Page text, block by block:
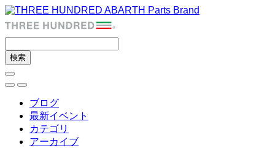
ブログ
最新イベント
カテゴリ
アーカイブ